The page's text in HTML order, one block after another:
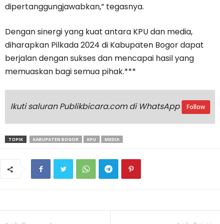
dipertanggungjawabkan,” tegasnya.
Dengan sinergi yang kuat antara KPU dan media,
diharapkan Pilkada 2024 di Kabupaten Bogor dapat
berjalan dengan sukses dan mencapai hasil yang
memuaskan bagi semua pihak.***
Ikuti saluran Publikbicara.com di WhatsApp Follow
TOPIK KABUPATEN BOGOR KPU MEDIA